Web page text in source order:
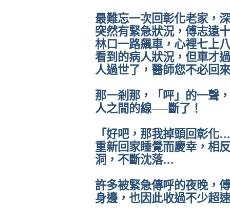
最難忘一次回彰化老家，
突然有緊急狀況，傅志遠
林口一路飆車，心裡七上
看到的病人狀況，但車才
人過世了，醫師您不必回
那一剎那，「呯」的一聲
人之間的線──斷了！
「好吧，那我掉頭回彰
重新回家睡覺而慶幸，相
洞，不斷沈落…
許多被緊急傳呼的夜晚，
身邊，也因此收過不少超